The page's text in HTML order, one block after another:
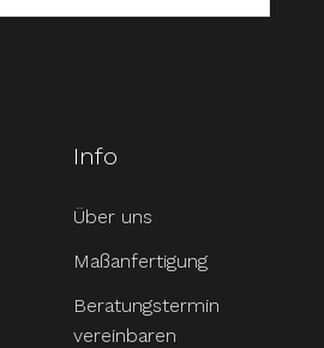
Info
Über uns
Maßanfertigung
Beratungstermin
vereinbaren